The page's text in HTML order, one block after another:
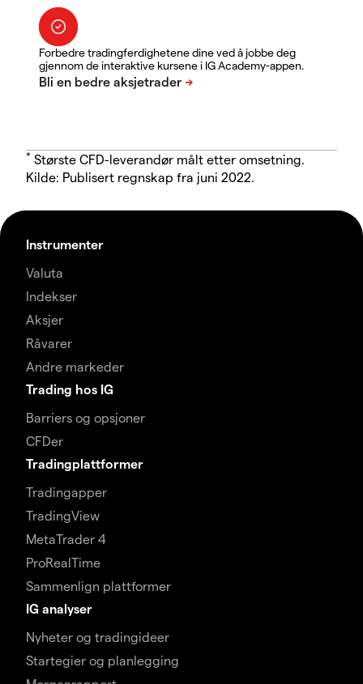
Forbedre tradingferdighetene dine ved å jobbe deg
gjennom de interaktive kursene i IG Academy-appen.
* Største CFD-leverandør målt etter omsetning.
Kilde: Publisert regnskap fra juni 2022.
Instrumenter
Valuta
Indekser
Aksjer
Råvarer
Andre markeder
Trading hos IG
Barriers og opsjoner
CFDer
Tradingplattformer
Tradingapper
TradingView
MetaTrader 4
ProRealTime
Sammenlign plattformer
IG analyser
Nyheter og tradingideer
Startegier og planlegging